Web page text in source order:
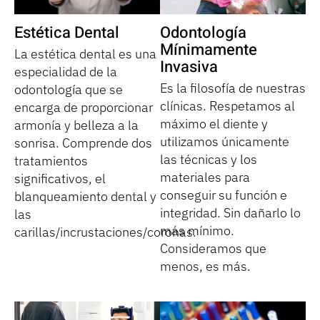
Estética Dental
La estética dental es una
especialidad de la
odontología que se
encarga de proporcionar
armonía y belleza a la
sonrisa. Comprende dos
tratamientos
significativos, el
blanqueamiento dental y
las
carillas/incrustaciones/coronas.
Odontología
Mínimamente
Invasiva
Es la filosofía de nuestras
clínicas. Respetamos al
máximo el diente y
utilizamos únicamente
las técnicas y los
materiales para
conseguir su función e
integridad. Sin dañarlo lo
más mínimo.
Consideramos que
menos, es más.